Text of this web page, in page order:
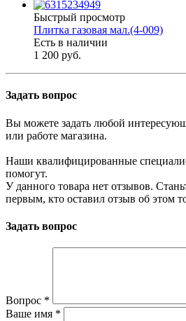
Быстрый просмотр
Плитка газовая мал.(4-009)
Есть в наличии
1 200 руб.
Задать вопрос
Вы можете задать любой
или работе магазина.
Наши квалифицированные
помогут.
У данного товара нет отзывов.
первым, кто оставил отзыв об этом
Задать вопрос
Вопрос *
Ваше имя *